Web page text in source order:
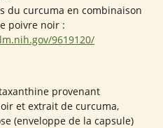
du curcuma en combinaison
poivre noir :
9619120/
provenant
et extrait de curcuma,
(enveloppe de la capsule)